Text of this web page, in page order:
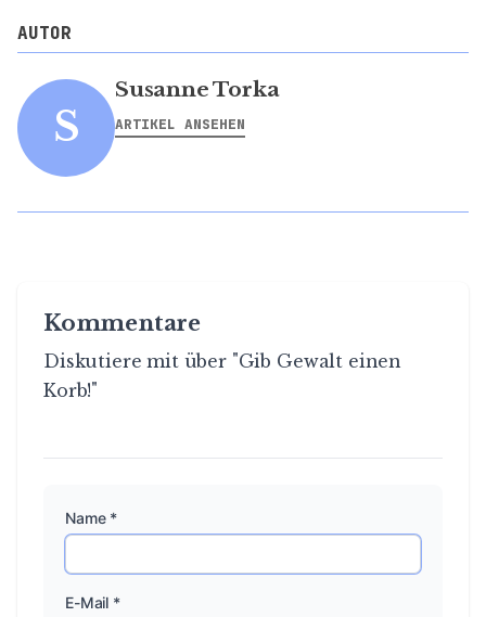
AUTOR
S
Susanne Torka
ARTIKEL ANSEHEN
Kommentare
Diskutiere mit über "Gib Gewalt einen
Korb!"
Name *
E-Mail *